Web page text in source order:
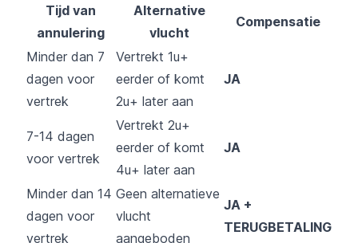
Tijd van
annulering
Alternative
vlucht
Compensatie
Minder dan 7
dagen voor
vertrek
Vertrekt 1u+
eerder of komt
2u+ later aan
JA
7-14 dagen
voor vertrek
Vertrekt 2u+
eerder of komt
4u+ later aan
JA
Minder dan 14
dagen voor
vertrek
Geen alternatieve
vlucht
aangeboden
JA +
TERUGBETALING